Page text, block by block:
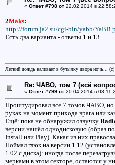
« Ответ #798 от22.02.2014 в
2Maks:
http://forum.ja2.su/cgi-bin/yabb/
Есть два варианта - ответы 1 и 13.
Летний дождь наливает в бутылку двора ночь...
Re: ЧАВО, том 7 (всё
« Ответ #799 от20.04.2014 в
Проштудировал все 7 томов ЧАВО, но
руках на момент прихода врага или
Ещё: пока не обнаружил озвучку
версии нашёл однодисковую (образ
Install или Play). Какая из них
Поймал глюк на версии 1.12
1.02 с диска): иногда после
мерками в этом секторе, остаются у